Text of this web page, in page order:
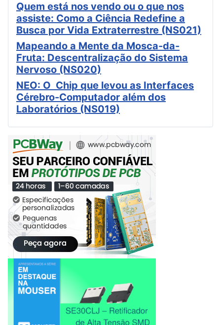
Quem está nos vendo ou o que nos
assiste: Como a Ciência Redefine a
Busca por Vida Extraterrestre (NS021)
Mapeando a Mente da Mosca-da-
Fruta: Descentralização do Sistema
Nervoso (NS020)
NEO: O Chip que levou as Interfaces
Cérebro-Computador além dos
Laboratórios (NS019)